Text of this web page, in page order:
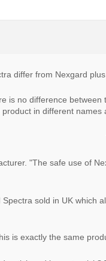
differ from Nexgard
is no difference
product in different names
"The safe use of
sold in UK which
is exactly the same